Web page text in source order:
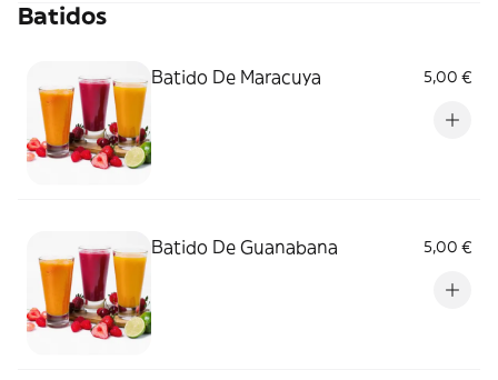
Batidos
Batido De Maracuya 5,00 €
Batido De Guanabana 5,00 €